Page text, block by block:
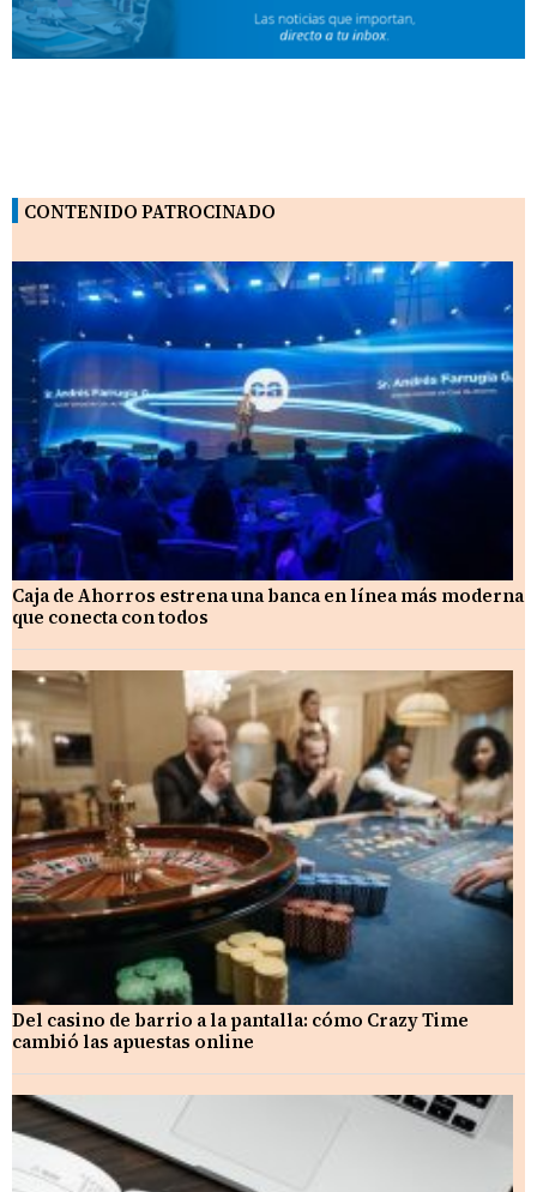
CONTENIDO PATROCINADO
Caja de Ahorros estrena una banca en línea más moderna
que conecta con todos
Del casino de barrio a la pantalla: cómo Crazy Time
cambió las apuestas online